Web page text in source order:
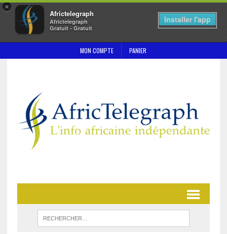
×
Africtelegraph
Africtelegraph
Gratuit - Gratuit
Installer l'app
MON COMPTE PANIER